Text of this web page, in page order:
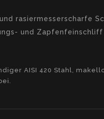
rasiermesserscharfe
und
AISI 420 Stahl,